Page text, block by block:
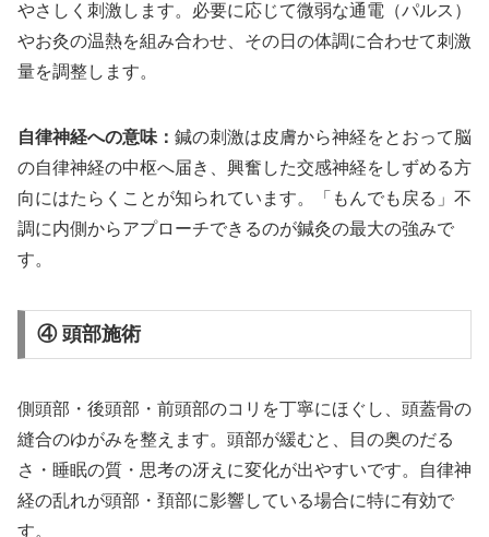
やさしく刺激します。必要に応じて微弱な通電（パルス）
やお灸の温熱を組み合わせ、その日の体調に合わせて刺激
量を調整します。
自律神経への意味： 鍼の刺激は皮膚から神経をとおって脳
の自律神経の中枢へ届き、興奮した交感神経をしずめる方
向にはたらくことが知られています。「もんでも戻る」不
調に内側からアプローチできるのが鍼灸の最大の強みで
す。
④ 頭部施術
側頭部・後頭部・前頭部のコリを丁寧にほぐし、頭蓋骨の
縫合のゆがみを整えます。頭部が緩むと、目の奥のだる
さ・睡眠の質・思考の冴えに変化が出やすいです。自律神
経の乱れが頭部・頚部に影響している場合に特に有効で
す。